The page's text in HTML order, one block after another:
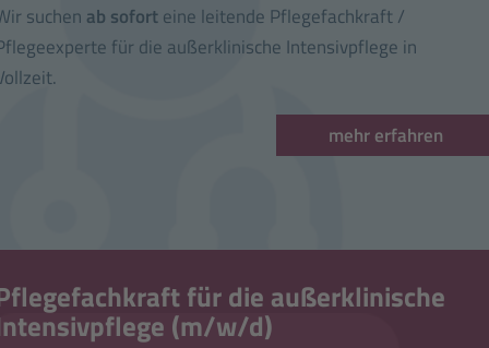
suchen ab soforteine leitende Pflegefachkraft /
für die außerklinische Intensivpflege in
mehr erfahren
für die außerklinische
(m/w/d)